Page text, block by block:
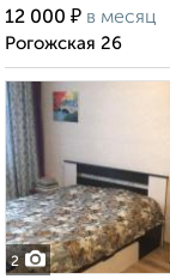
12 000 ₽ в месяц
Рогожская 26
2